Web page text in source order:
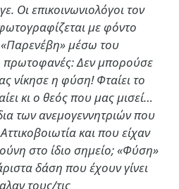
Οι επικοινωνιολόγοι τον
με φόντο
μέσω του
πρωτοφανές: Δεν μπορούσε
νίκησε η φύση! Φταίει το
κι ο θεός που μας μισεί…
των ανεμογεννητριών που
και που είχαν
στο ίδιο σημείο; «Φύση»
δάση που έχουν γίνει
τους/τις